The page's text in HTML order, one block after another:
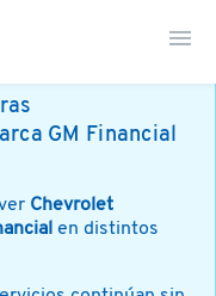
GM Financial
Chevrolet
en distintos